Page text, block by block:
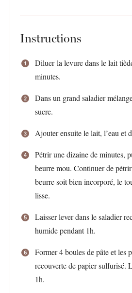
Instructions
Diluer la levure dans le lait
minutes.
Dans un grand saladier
sucre.
Ajouter ensuite le lait, l’eau et
Pétrir une dizaine de minutes,
beurre mou. Continuer de
beurre soit bien incorporé, le
lisse.
Laisser lever dans le saladier
humide pendant 1h.
Former 4 boules de pâte et les
recouverte de papier sulfurisé.
1h.